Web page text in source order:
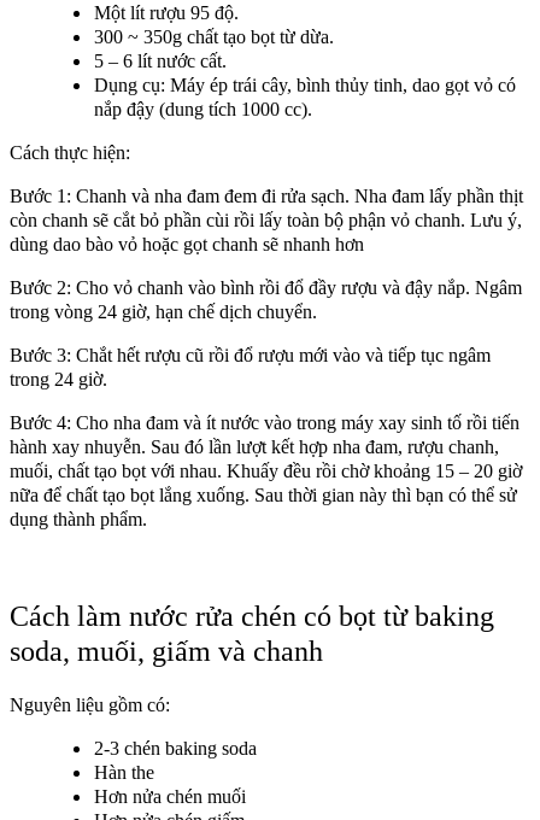
Một lít rượu 95 độ.
300 ~ 350g chất tạo bọt từ dừa.
5 – 6 lít nước cất.
Dụng cụ: Máy ép trái cây, bình thủy tinh, dao gọt vỏ có
nắp đậy (dung tích 1000 cc).
Cách thực hiện:
Bước 1: Chanh và nha đam đem đi rửa sạch. Nha đam lấy phần thịt
còn chanh sẽ cắt bỏ phần cùi rồi lấy toàn bộ phận vỏ chanh. Lưu ý,
dùng dao bào vỏ hoặc gọt chanh sẽ nhanh hơn
Bước 2: Cho vỏ chanh vào bình rồi đổ đầy rượu và đậy nắp. Ngâm
trong vòng 24 giờ, hạn chế dịch chuyển.
Bước 3: Chắt hết rượu cũ rồi đổ rượu mới vào và tiếp tục ngâm
trong 24 giờ.
Bước 4: Cho nha đam và ít nước vào trong máy xay sinh tố rồi tiến
hành xay nhuyễn. Sau đó lần lượt kết hợp nha đam, rượu chanh,
muối, chất tạo bọt với nhau. Khuấy đều rồi chờ khoảng 15 – 20 giờ
nữa để chất tạo bọt lắng xuống. Sau thời gian này thì bạn có thể sử
dụng thành phẩm.
Cách làm nước rửa chén có bọt từ baking
soda, muối, giấm và chanh
Nguyên liệu gồm có:
2-3 chén baking soda
Hàn the
Hơn nửa chén muối